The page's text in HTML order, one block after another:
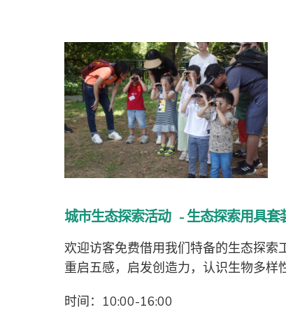
城市生态探索活动 - 生态探索用具套
欢迎访客免费借用我们特备的生态探索
重启五感，启发创造力，认识生物多样
时间：10:00-16:00